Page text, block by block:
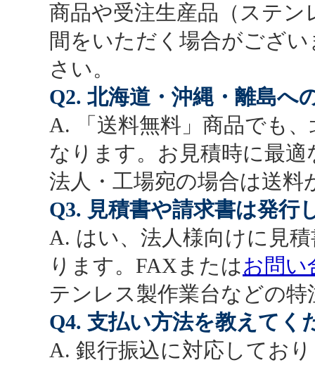
商品や受注生産品（ステ
間をいただく場合がござ
さい。
Q2. 北海道・沖縄・離島へ
A. 「送料無料」商品でも
なります。お見積時に最
法人・工場宛の場合は送
Q3. 見積書や請求書は発行
A. はい、法人様向けに見
ります。FAXまたはお問い
テンレス製作業台などの
Q4. 支払い方法を教えてく
A. 銀行振込に対応してお